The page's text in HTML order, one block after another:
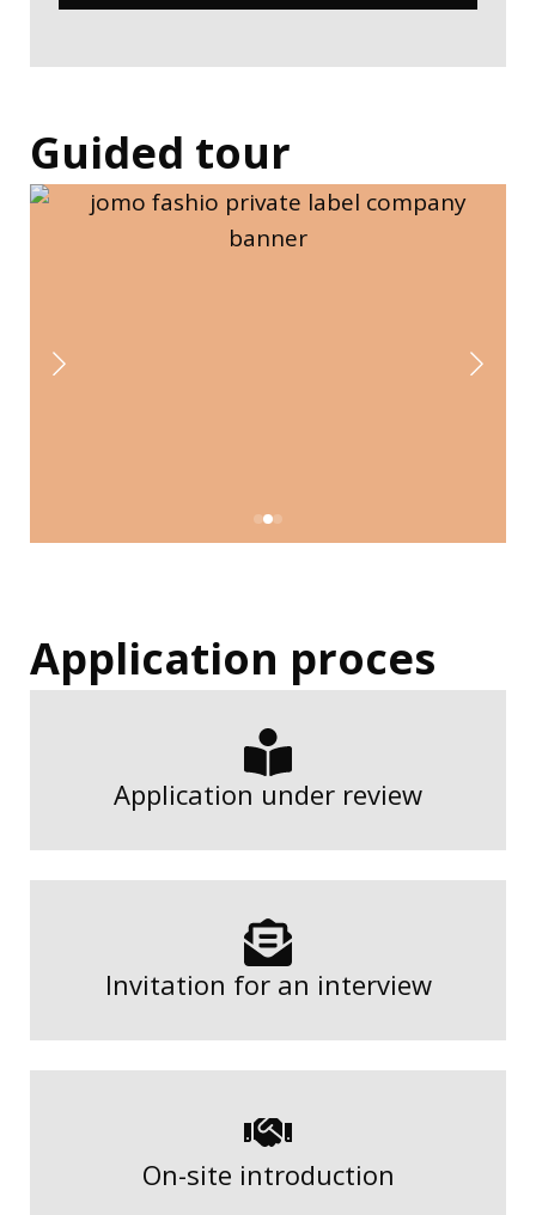
Guided tour
Application proces
Application under review
Invitation for an interview
On-site introduction